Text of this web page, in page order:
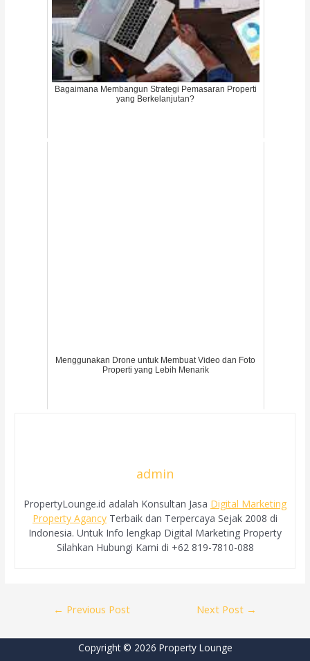
Bagaimana Membangun Strategi Pemasaran Properti
yang Berkelanjutan?
Menggunakan Drone untuk Membuat Video dan Foto
Properti yang Lebih Menarik
admin
PropertyLounge.id adalah Konsultan Jasa Digital Marketing
Property Agancy Terbaik dan Terpercaya Sejak 2008 di
Indonesia. Untuk Info lengkap Digital Marketing Property
Silahkan Hubungi Kami di +62 819-7810-088
← Previous Post Next Post →
Copyright © 2026 Property Lounge